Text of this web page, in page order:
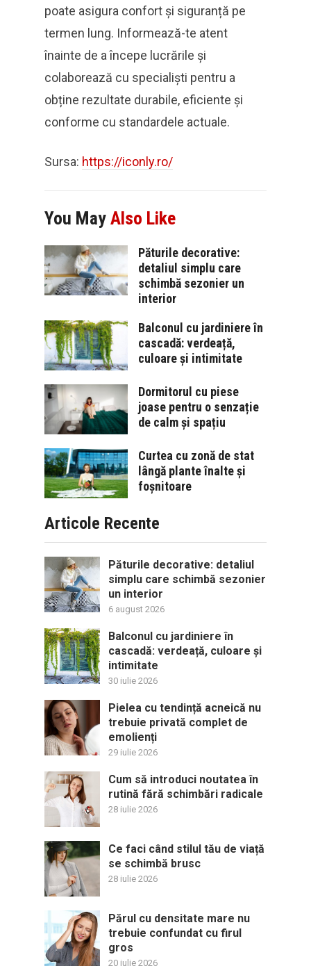
poate asigura confort și siguranță pe
termen lung. Informează-te atent
înainte de a începe lucrările și
colaborează cu specialiști pentru a
obține rezultate durabile, eficiente și
conforme cu standardele actuale.
Sursa: https://iconly.ro/
You May Also Like
Păturile decorative:
detaliul simplu care
schimbă sezonier un
interior
Balconul cu jardiniere în
cascadă: verdeață,
culoare și intimitate
Dormitorul cu piese
joase pentru o senzație
de calm și spațiu
Curtea cu zonă de stat
lângă plante înalte și
foșnitoare
Articole Recente
Păturile decorative: detaliul
simplu care schimbă sezonier
un interior
6 august 2026
Balconul cu jardiniere în
cascadă: verdeață, culoare și
intimitate
30 iulie 2026
Pielea cu tendință acneică nu
trebuie privată complet de
emolienți
29 iulie 2026
Cum să introduci noutatea în
rutină fără schimbări radicale
28 iulie 2026
Ce faci când stilul tău de viață
se schimbă brusc
28 iulie 2026
Părul cu densitate mare nu
trebuie confundat cu firul
gros
20 iulie 2026